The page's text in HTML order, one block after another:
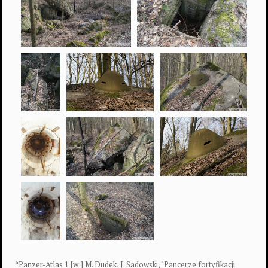
*Panzer-Atlas 1 [w:] M. Dudek, J. Sadowski, "Pancerze fortyfikacji